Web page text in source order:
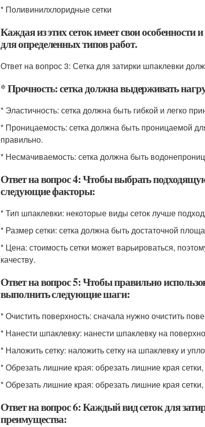
* Поливинилхлоридные сетки
Каждая из этих сеток имеет свои
для определенных типов работ.
Ответ на вопрос 3: Сетка для затирки шпаклевки
* Прочность: сетка должна выдерживать
* Эластичность: сетка должна быть гибкой и легко
* Проницаемость: сетка должна быть проницаемой
правильно.
* Несмачиваемость: сетка должна быть
Ответ на вопрос 4: Чтобы выбрать
следующие факторы:
* Тип шпаклевки: некоторые виды сеток лучше
* Размер сетки: сетка должна быть достаточной
* Цена: стоимость сетки может варьироваться,
качеству.
Ответ на вопрос 5: Чтобы правильно
выполнить следующие шаги:
* Очистить поверхность: сначала нужно очистить
* Нанести шпаклевку: нанести шпаклевку на
* Наложить сетку: наложить сетку на шпаклевку и
* Обрезать лишние края: обрезать лишние края
* Обрезать лишние края: обрезать лишние края
Ответ на вопрос 6: Каждый вид сеток для
преимущества: